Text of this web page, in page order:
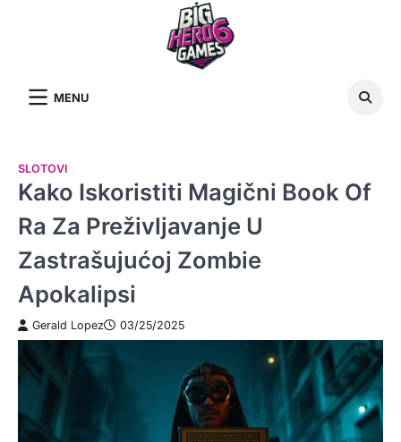
MENU
SLOTOVI
Kako Iskoristiti Magični Book Of
Ra Za Preživljavanje U
Zastrašujućoj Zombie
Apokalipsi
Gerald Lopez 03/25/2025